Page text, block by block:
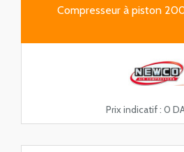
Compresseur à piston
Prix indicatif : 0